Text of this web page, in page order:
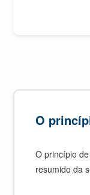
O
O princípio
resumido da